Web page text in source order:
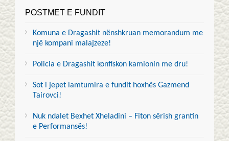
POSTMET E FUNDIT
Komuna e Dragashit nënshkruan memorandum me
një kompani malajzeze!
Policia e Dragashit konfiskon kamionin me dru!
Sot i jepet lamtumira e fundit hoxhës Gazmend
Tairovci!
Nuk ndalet Bexhet Xheladini – Fiton sërish grantin
e Performansës!